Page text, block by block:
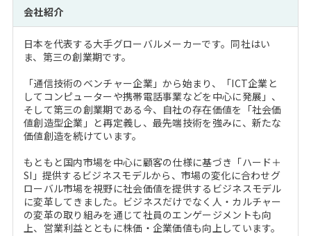
会社紹介
日本を代表する大手グローバルメーカーです。同社はい
ま、第三の創業期です。
「通信技術のベンチャー企業」から始まり、「ICT企業と
してコンピューターや携帯電話事業などを中心に発展」、
そして第三の創業期である今、自社の存在価値を「社会価
値創造型企業」と再定義し、最先端技術を強みに、新たな
価値創造を続けています。
もともと国内市場を中心に顧客の仕様に基づき「ハード＋
SI」提供するビジネスモデルから、市場の変化に合わせグ
ローバル市場を視野に社会価値を提供するビジネスモデル
に変革してきました。ビジネスだけでなく人・カルチャー
の変革の取り組みを通じて社員のエンゲージメントも向
上、営業利益とともに株価・企業価値も向上しています。